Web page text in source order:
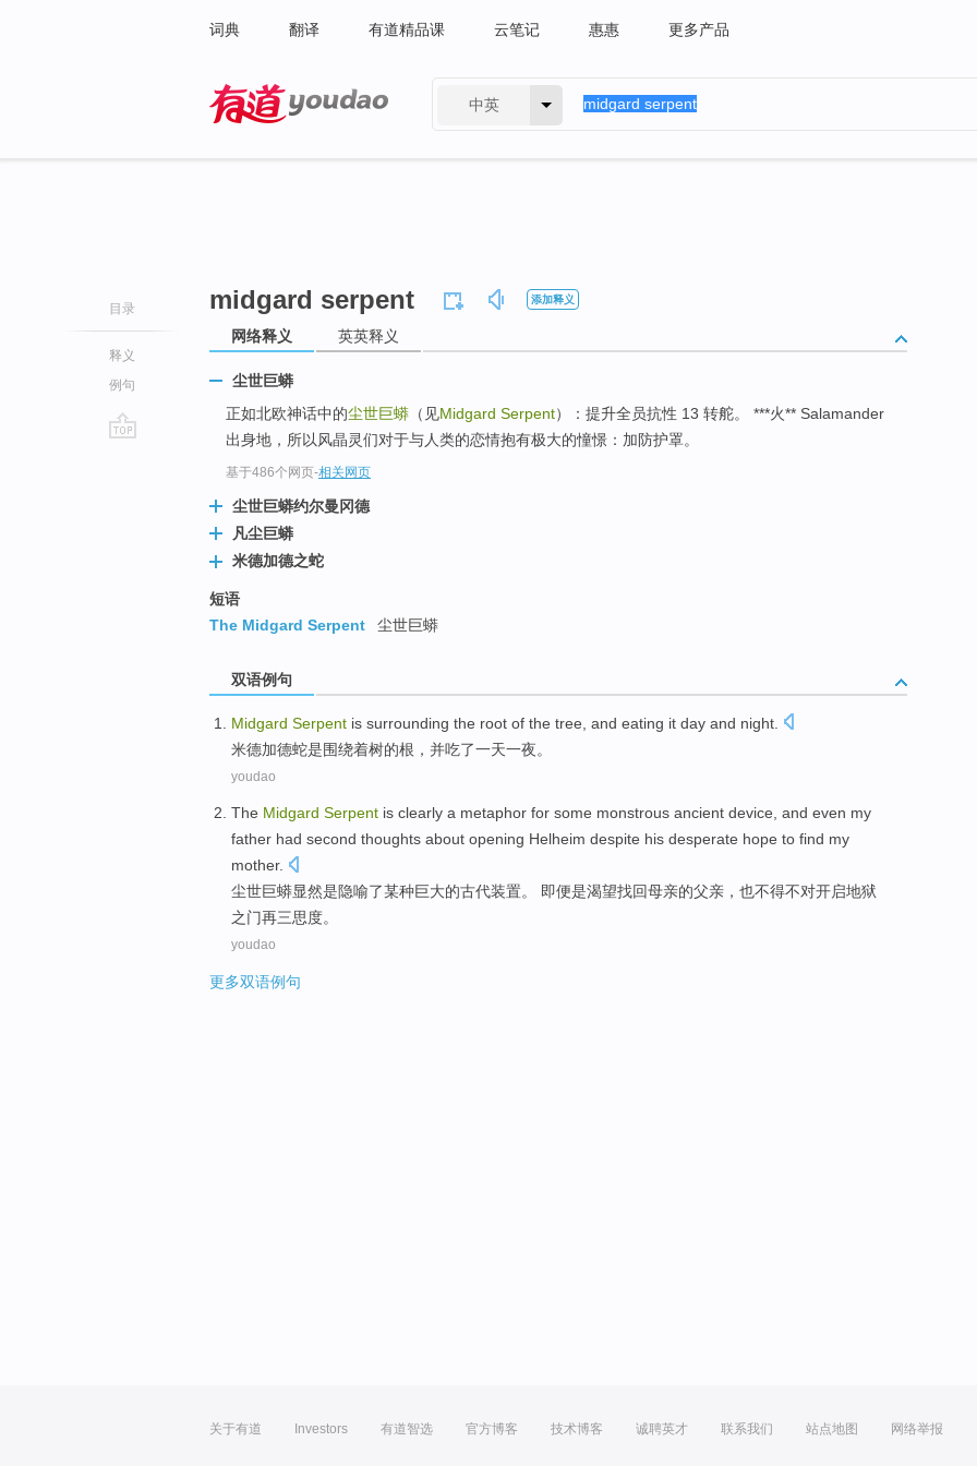
词典 翻译 有道精品课 云笔记 惠惠 更多产品
中英
目录
释义
例句
midgard serpent 添加释义
网络释义 英英释义
尘世巨蟒
正如北欧神话中的尘世巨蟒 （见Midgard Serpent）：提升全员抗性 13 转舵。 ***火** Salamander
出身地，所以风晶灵们对于与人类的恋情抱有极大的憧憬：加防护罩。
基于486个网页-相关网页
尘世巨蟒约尔曼冈德
凡尘巨蟒
米德加德之蛇
短语
The Midgard Serpent
尘世巨蟒
双语例句
Midgard Serpent is surrounding the root of the tree and eating it day and night
米德加德蛇是围绕着树的根 ， 并吃了一天一夜。
youdao
The Midgard Serpent is clearly a metaphor for some monstrous ancient device, and even my
father had second thoughts about opening Helheim despite his desperate hope to find my
mother.
尘世巨蟒显然是隐喻了某种巨大的古代装置。 即便是渴望找回母亲的父亲 ，也不得不对开启地狱
之门再三思度。
youdao
更多双语例句
关于有道 Investors 有道智选 官方博客 技术博客 诚聘英才 联系我们 站点地图 网络举报